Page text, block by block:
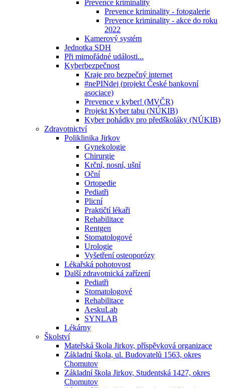
Prevence kriminality
Prevence kriminality - fotogalerie
Prevence kriminality - akce do roku
2022
Kamerový systém
Jednotka SDH
Při mimořádné události...
Kyberbezpečnost
Kraje pro bezpečný internet
#nePINdej (projekt České bankovní
asociace)
Prevence v kyber! (MVČR)
Projekt Kyber tabu (NÚKIB)
Kyber pohádky pro předškoláky (NÚKIB)
Zdravotnictví
Poliklinika Jirkov
Gynekologie
Chirurgie
Krční, nosní, ušní
Oční
Ortopedie
Pediatři
Plicní
Praktičtí lékaři
Rehabilitace
Rentgen
Stomatologové
Urologie
Vyšetření osteoporózy
Lékařská pohotovost
Další zdravotnická zařízení
Pediatři
Stomatologové
Rehabilitace
AeskuLab
SYNLAB
Lékárny
Školství
Mateřská škola Jirkov, příspěvková organizace
Základní škola, ul. Budovatelů 1563, okres
Chomutov
Základní škola Jirkov, Studentská 1427, okres
Chomutov